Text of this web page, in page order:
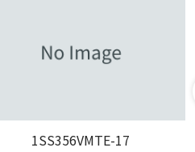
1SS356VMTE-17